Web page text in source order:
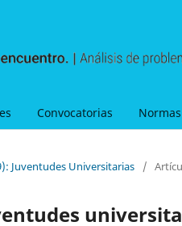
Convocatorias
Juventudes Universitarias /